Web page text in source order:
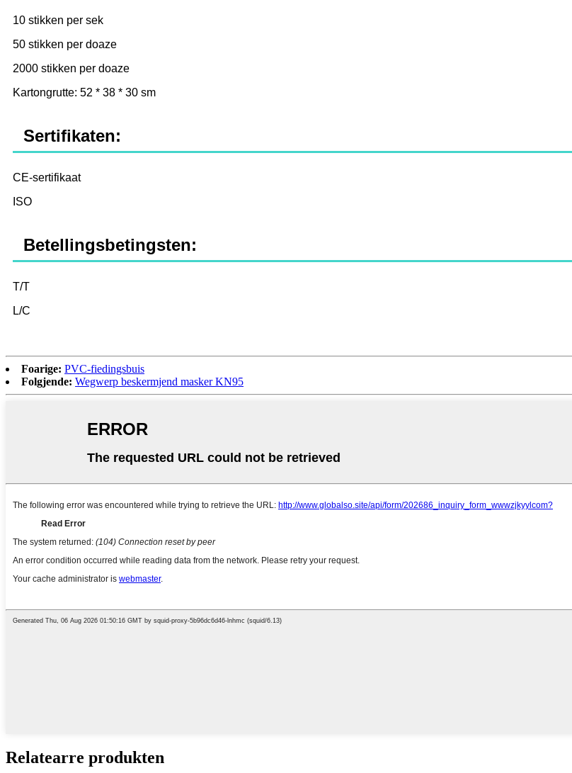
10 stikken per sek
50 stikken per doaze
2000 stikken per doaze
Kartongrutte: 52 * 38 * 30 sm
Sertifikaten:
CE-sertifikaat
ISO
Betellingsbetingsten:
T/T
L/C
Foarige: PVC-fiedingsbuis
Folgjende: Wegwerp beskermjend masker KN95
Relatearre produkten